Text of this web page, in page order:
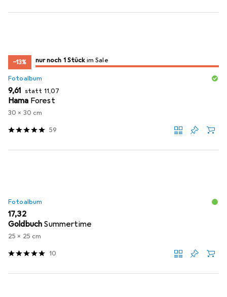
−13% noch 1 Stückim Sale
nur noch 1 Stück im Sale
Fotoalbum
EUR
9,61 statt EUR
11,07
Hama Forest
30 x 30 cm
59
Fotoalbum
EUR
17,32
Goldbuch Summertime
25 x 25 cm
10